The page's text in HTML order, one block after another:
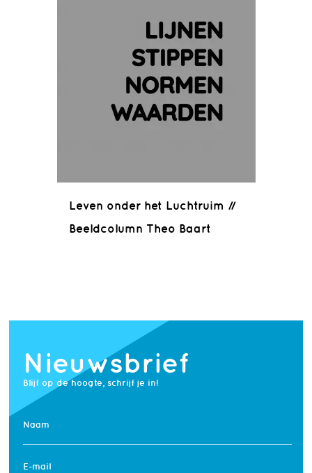
Leven onder het Luchtruim //
Beeldcolumn Theo Baart
Nieuwsbrief
Blijf op de hoogte, schrijf je in!
Naam
E-mail